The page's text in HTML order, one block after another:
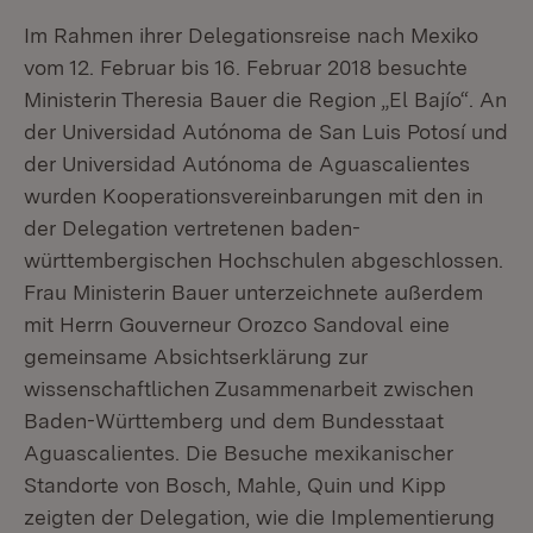
Im Rahmen ihrer Delegationsreise nach Mexiko
vom 12. Februar bis 16. Februar 2018 besuchte
Ministerin Theresia Bauer die Region „El Bajío“. An
der Universidad Autónoma de San Luis Potosí und
der Universidad Autónoma de Aguascalientes
wurden Kooperationsvereinbarungen mit den in
der Delegation vertretenen baden-
württembergischen Hochschulen abgeschlossen.
Frau Ministerin Bauer unterzeichnete außerdem
mit Herrn Gouverneur Orozco Sandoval eine
gemeinsame Absichtserklärung zur
wissenschaftlichen Zusammenarbeit zwischen
Baden-Württemberg und dem Bundesstaat
Aguascalientes. Die Besuche mexikanischer
Standorte von Bosch, Mahle, Quin und Kipp
zeigten der Delegation, wie die Implementierung